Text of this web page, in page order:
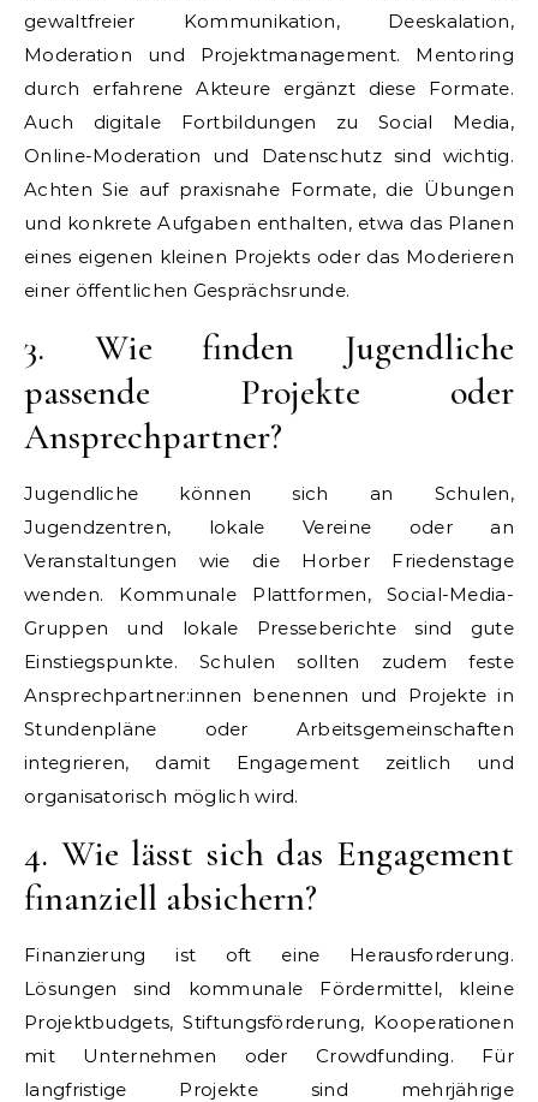
gewaltfreier Kommunikation, Deeskalation,
Moderation und Projektmanagement. Mentoring
durch erfahrene Akteure ergänzt diese Formate.
Auch digitale Fortbildungen zu Social Media,
Online-Moderation und Datenschutz sind wichtig.
Achten Sie auf praxisnahe Formate, die Übungen
und konkrete Aufgaben enthalten, etwa das Planen
eines eigenen kleinen Projekts oder das Moderieren
einer öffentlichen Gesprächsrunde.
3. Wie finden Jugendliche
passende Projekte oder
Ansprechpartner?
Jugendliche können sich an Schulen,
Jugendzentren, lokale Vereine oder an
Veranstaltungen wie die Horber Friedenstage
wenden. Kommunale Plattformen, Social-Media-
Gruppen und lokale Presseberichte sind gute
Einstiegspunkte. Schulen sollten zudem feste
Ansprechpartner:innen benennen und Projekte in
Stundenpläne oder Arbeitsgemeinschaften
integrieren, damit Engagement zeitlich und
organisatorisch möglich wird.
4. Wie lässt sich das Engagement
finanziell absichern?
Finanzierung ist oft eine Herausforderung.
Lösungen sind kommunale Fördermittel, kleine
Projektbudgets, Stiftungsförderung, Kooperationen
mit Unternehmen oder Crowdfunding. Für
langfristige Projekte sind mehrjährige